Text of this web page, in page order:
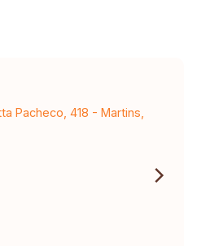
Pacheco, 418 - Martins,